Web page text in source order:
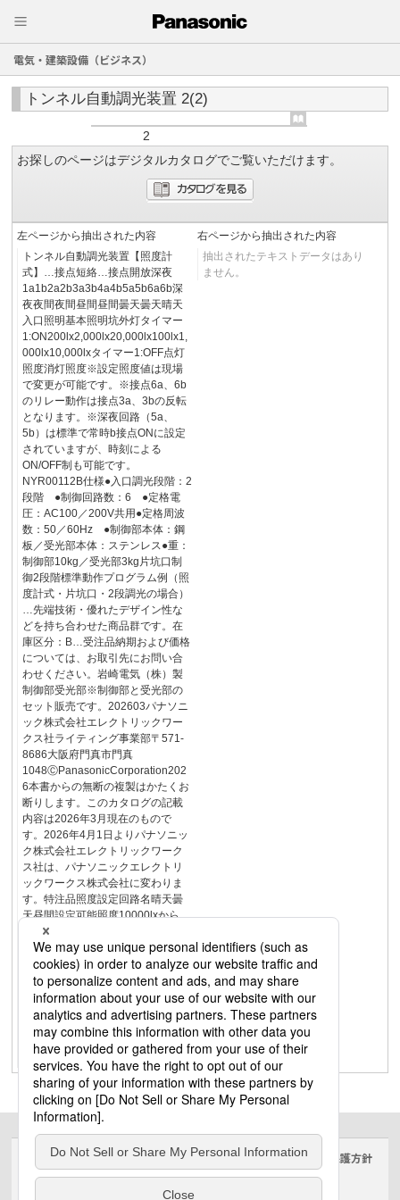
電気・建築設備（ビジネス）
トンネル自動調光装置 2(2)
2
お探しのページはデジタルカタログでご覧いただけます。
左ページから抽出された内容
トンネル自動調光装置【照度計
式】…接点短絡…接点開放深夜
1a1b2a2b3a3b4a4b5a5b6a6b深
夜夜間夜間昼間昼間曇天曇天晴天
入口照明基本照明坑外灯タイマー
1:ON200lx2,000lx20,000lx100lx1,
000lx10,000lxタイマー1:OFF点灯
照度消灯照度※設定照度値は現場
で変更が可能です。※接点6a、6b
のリレー動作は接点3a、3bの反転
となります。※深夜回路（5a、
5b）は標準で常時b接点ONに設定
されていますが、時刻による
ON/OFF制も可能です。
NYR00112B仕様●入口調光段階：2
段階 ●制御回路数：6 ●定格電
圧：AC100／200V共用●定格周波
数：50／60Hz ●制御部本体：鋼
板／受光部本体：ステンレス●重：
制御部10kg／受光部3kg片坑口制
御2段階標準動作プログラム例（照
度計式・片坑口・2段調光の場合）
…先端技術・優れたデザイン性な
どを持ち合わせた商品群です。在
庫区分：B…受注品納期および価格
については、お取引先にお問い合
わせください。岩崎電気（株）製
制御部受光部※制御部と受光部の
セット販売です。202603パナソニ
ック株式会社エレクトリックワー
クス社ライティング事業部〒571-
8686大阪府門真市門真
1048ⒸPanasonicCorporation202
6本書からの無断の複製はかたくお
断りします。このカタログの記載
内容は2026年3月現在のもので
す。2026年4月1日よりパナソニッ
ク株式会社エレクトリックワーク
ス社は、パナソニックエレクトリ
ックワークス株式会社に変わりま
す。特注品照度設定回路名晴天曇
天昼間設定可能照度10000lxから
50000lxまで1000lx単位で設定可能
1000lxから10000lxまで100lx単位
で設定可能100lxから500lxまで
10lx単位で設定可能リレーOFFの照
度はONの照度の1／2の照度に設定
されます。
13039013010260420450245寸法
図（mm）138169155150190230
１１ｘ２1長穴11制御部受光部
右ページから抽出された内容
抽出されたテキストデータはあり
ません。
サイトのご利用にあたって クッキーポリシー 個人情報保護方針
電気・建築設備（ビジネス）